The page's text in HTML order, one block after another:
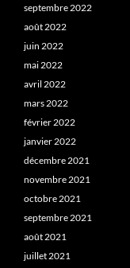
septembre 2022
août 2022
juin 2022
mai 2022
avril 2022
mars 2022
février 2022
janvier 2022
décembre 2021
novembre 2021
octobre 2021
septembre 2021
août 2021
juillet 2021